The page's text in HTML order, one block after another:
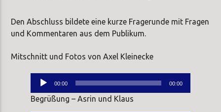
Den Abschluss bildete eine kurze Fragerunde mit Fragen
und Kommentaren aus dem Publikum.
Mitschnitt und Fotos von Axel Kleinecke
Audio-
00:00 00:00
Begrüßung – Asrin und Klaus